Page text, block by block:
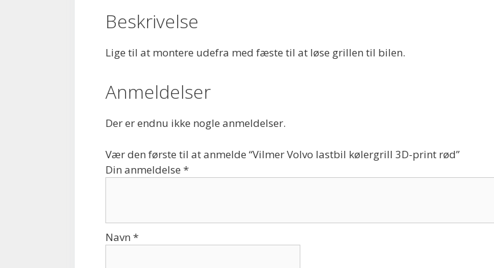
Beskrivelse
Lige til at montere udefra med fæste til at løse grillen til bilen.
Anmeldelser
Der er endnu ikke nogle anmeldelser.
Vær den første til at anmelde “Vilmer Volvo lastbil kølergrill 3D-print rød”
Din anmeldelse *
Navn *